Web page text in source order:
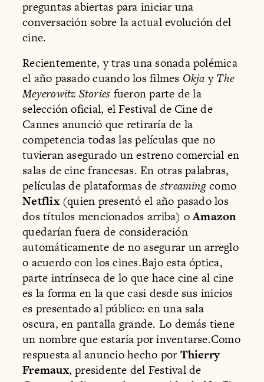
preguntas abiertas para iniciar una
conversación sobre la actual evolución del
cine.
Recientemente, y tras una sonada polémica
el año pasado cuando los filmes OkjayThe
Meyerowitz Stories fueron parte de la
selección oficial, el Festival de Cine de
Cannes anunció que retiraría de la
competencia todas las películas que no
tuvieran asegurado un estreno comercial en
salas de cine francesas. En otras palabras,
películas de plataformas de streamingcomo
Netflix(quien presentó el año pasado los
dos títulos mencionados arriba) oAmazon
quedarían fuera de consideración
automáticamente de no asegurar un arreglo
o acuerdo con los cines.Bajo esta óptica,
parte intrínseca de lo que hace cine al cine
es la forma en la que casi desde sus inicios
es presentado al público: en una sala
oscura, en pantalla grande. Lo demás tiene
un nombre que estaría por inventarse.Como
respuesta al anuncio hecho porThierry
Fremaux, presidente del Festival de